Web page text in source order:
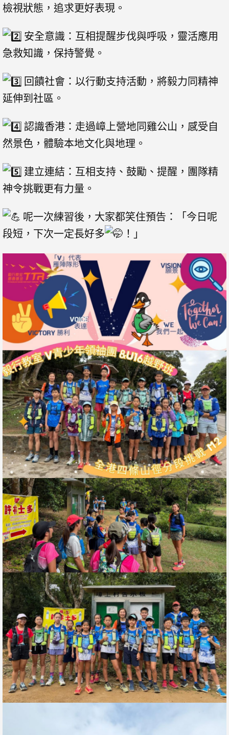
檢視狀態，追求更好表現。
安全意識：互相提醒步伐與呼吸，靈活應用
急救知識，保持警覺。
回饋社會：以行動支持活動，將毅力同精神
延伸到社區。
認識香港：走過嶂上營地同雞公山，感受自
然景色，體驗本地文化與地理。
建立連結：互相支持、鼓勵、提醒，團隊精
神令挑戰更有力量。
呢一次練習後，大家都笑住預告：「今日呢
段短，下次一定長好多
！」